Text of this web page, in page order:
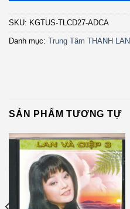
SKU: KGTUS-TLCD27-ADCA
Danh mục: Trung Tâm THANH LAN
SẢN PHẨM TƯƠNG TỰ